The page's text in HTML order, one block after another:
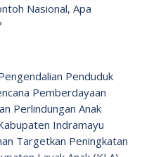
Nasional, Apa
Penduduk
Pemberdayaan
Perlindungan Anak
Indramayu
Targetkan Peningkatan